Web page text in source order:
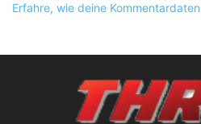
Erfahre, wie deine